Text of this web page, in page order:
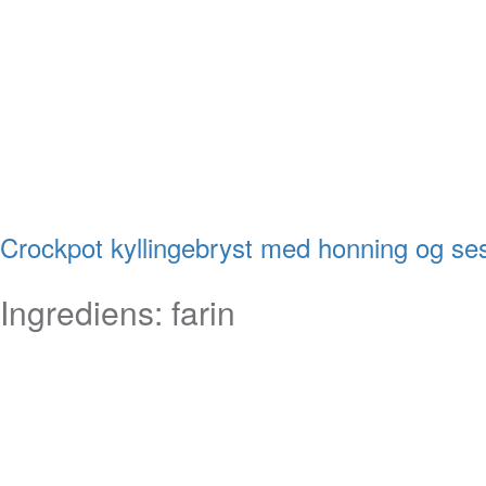
Crockpot kyllingebryst med honning og
Ingrediens: farin